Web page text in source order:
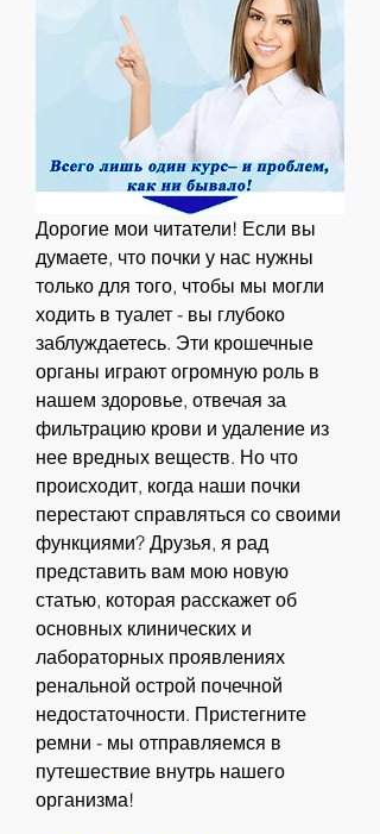
Дорогие мои читатели! Если вы
думаете, что почки у нас нужны
только для того, чтобы мы могли
ходить в туалет - вы глубоко
заблуждаетесь. Эти крошечные
органы играют огромную роль в
нашем здоровье, отвечая за
фильтрацию крови и удаление из
нее вредных веществ. Но что
происходит, когда наши почки
перестают справляться со своими
функциями? Друзья, я рад
представить вам мою новую
статью, которая расскажет об
основных клинических и
лабораторных проявлениях
ренальной острой почечной
недостаточности. Пристегните
ремни - мы отправляемся в
путешествие внутрь нашего
организма!